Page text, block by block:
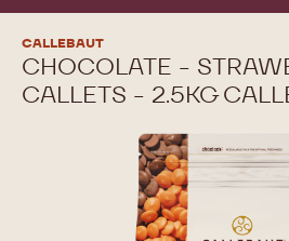
CALLEBAUT
CHOCOLATE -
CALLETS - 2.5KG